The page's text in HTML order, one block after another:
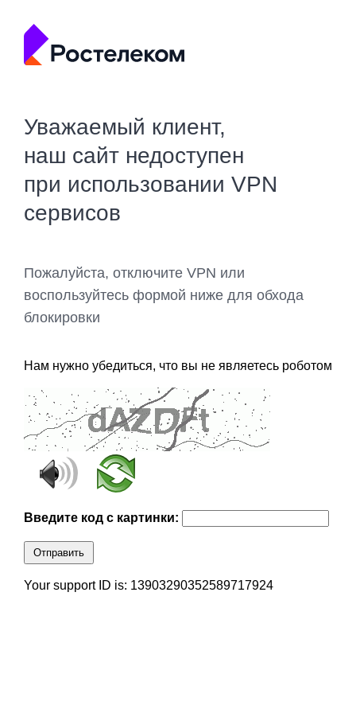
Уважаемый клиент,
наш сайт недоступен
при использовании VPN
сервисов
Пожалуйста, отключите VPN или
воспользуйтесь формой ниже для обхода
блокировки
Нам нужно убедиться, что вы не являетесь роботом
Введите код с картинки:
Отправить
Your support ID is: 13903290352589717924